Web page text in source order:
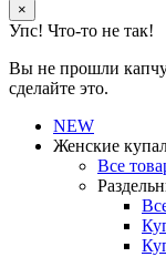
×
Упс! Что-то не так!
Вы не прошли
сделайте это.
NEW
Женские
Все